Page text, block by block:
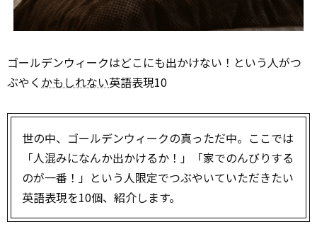
ゴールデンウィークはどこにも出かけない！という人がつ
ぶやく かもしれない英語表現10
世の中、ゴールデンウィークの真っただ中。ここでは
「人混みになんか出かけるか！」「家でのんびりする
のが一番！」という人限定でつぶやいていただきたい
英語表現を10個、紹介します。